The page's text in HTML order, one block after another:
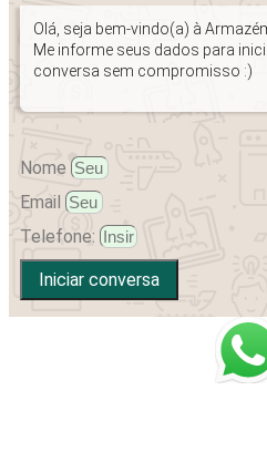
Olá, seja bem-vindo(a) à
Me informe seus dados para
conversa sem compromisso :)
Nome
Email
Telefone:
Iniciar conversa